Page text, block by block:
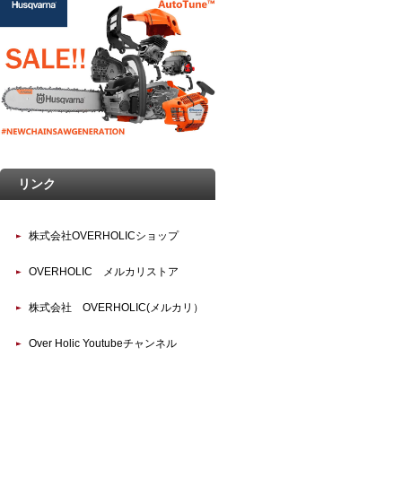
リンク
株式会社OVERHOLICショップ
OVERHOLIC メルカリストア
株式会社 OVERHOLIC(メルカリ）
Over Holic Youtubeチャンネル